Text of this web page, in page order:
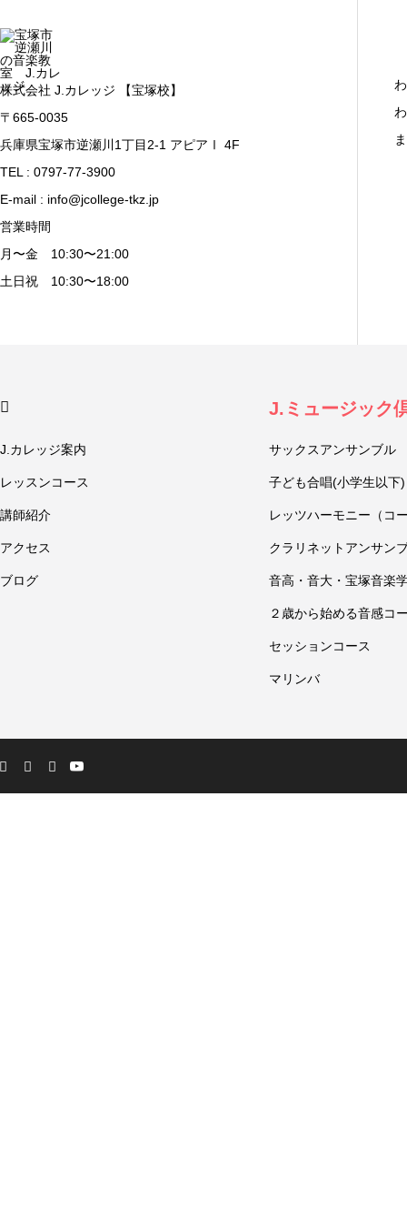
株式会社 J.カレッジ 【宝塚校】
〒665-0035
兵庫県宝塚市逆瀬川1丁目2-1 アピアⅠ 4F
TEL : 0797-77-3900
E-mail : info@jcollege-tkz.jp
営業時間
月〜金 10:30〜21:00
土日祝 10:30〜18:00
J.カレッジ案内
レッスンコース
講師紹介
アクセス
ブログ
J.ミュージック
サックスアンサンブル
子ども合唱(小学生以下)
レッツハーモニー（コ
クラリネットアンサン
音高・音大・宝塚音楽
２歳から始める音感コ
セッションコース
マリンバ